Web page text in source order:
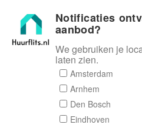
Notificaties
aanbod?
We gebruiken je
laten zien.
Amsterdam
Arnhem
Den Bosch
Eindhoven